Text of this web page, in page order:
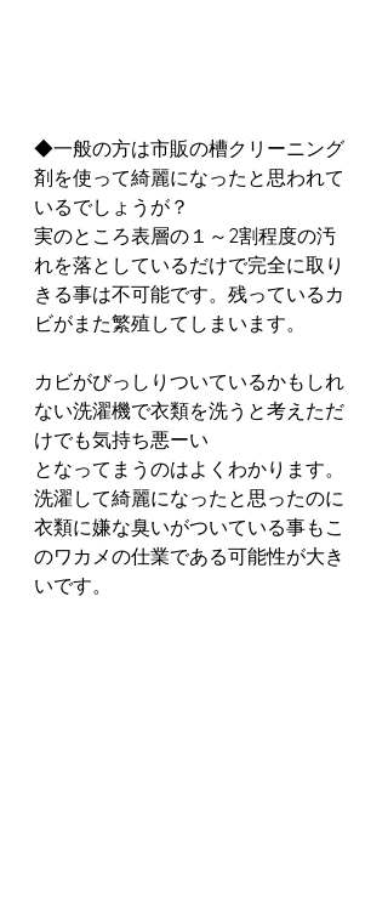
◆一般の方は市販の槽クリーニング
剤を使って綺麗になったと思われて
いるでしょうが？
実のところ表層の１～2割程度の汚
れを落としているだけで完全に取り
きる事は不可能です。残っているカ
ビがまた繁殖してしまいます。
カビがびっしりついているかもしれ
ない洗濯機で衣類を洗うと考えただ
けでも気持ち悪ーい
となってまうのはよくわかります。
洗濯して綺麗になったと思ったのに
衣類に嫌な臭いがついている事もこ
のワカメの仕業である可能性が大き
いです。